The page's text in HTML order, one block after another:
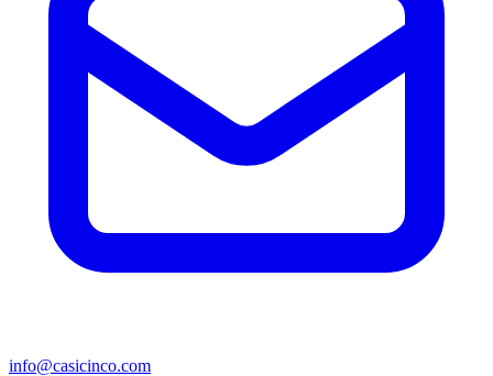
info@casicinco.com